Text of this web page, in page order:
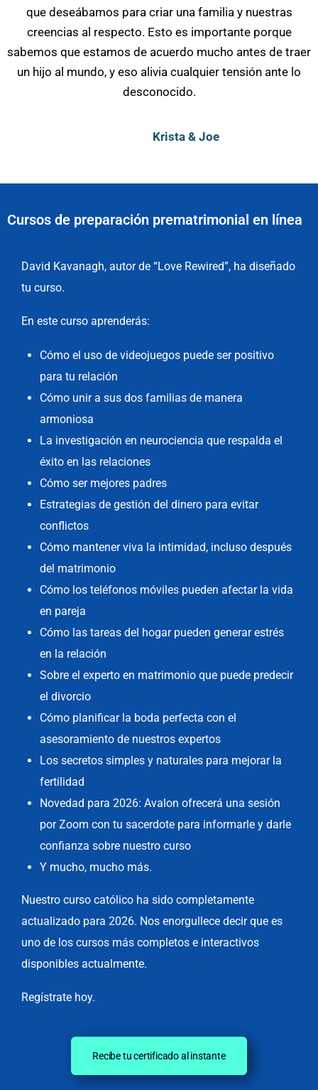
que deseábamos para criar una familia y nuestras
creencias al respecto. Esto es importante porque
sabemos que estamos de acuerdo mucho antes de traer
un hijo al mundo, y eso alivia cualquier tensión ante lo
desconocido.
Krista & Joe
Cursos de preparación prematrimonial en línea
David Kavanagh, autor de “Love Rewired”, ha diseñado
tu curso.
En este curso aprenderás:
Cómo el uso de videojuegos puede ser positivo
para tu relación
Cómo unir a sus dos familias de manera
armoniosa
La investigación en neurociencia que respalda el
éxito en las relaciones
Cómo ser mejores padres
Estrategias de gestión del dinero para evitar
conflictos
Cómo mantener viva la intimidad, incluso después
del matrimonio
Cómo los teléfonos móviles pueden afectar la vida
en pareja
Cómo las tareas del hogar pueden generar estrés
en la relación
Sobre el experto en matrimonio que puede predecir
el divorcio
Cómo planificar la boda perfecta con el
asesoramiento de nuestros expertos
Los secretos simples y naturales para mejorar la
fertilidad
Novedad para 2026: Avalon ofrecerá una sesión
por Zoom con tu sacerdote para informarle y darle
confianza sobre nuestro curso
Y mucho, mucho más.
Nuestro curso católico ha sido completamente
actualizado para 2026. Nos enorgullece decir que es
uno de los cursos más completos e interactivos
disponibles actualmente.
Regístrate hoy.
Recibe tu certificado al instante